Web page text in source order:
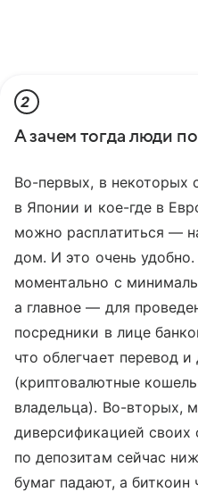
2
А зачем тогда люди
Во-первых, в некоторых
в Японии и кое-где в
можно расплатиться —
дом. И это очень
моментально с
а главное — для
посредники в лице
что облегчает перевод
(криптовалютные
владельца). Во-вторых,
диверсификацией своих
по депозитам сейчас
бумаг падают, а